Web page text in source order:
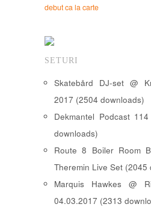
debut ca la carte
SETURI
Skatebård DJ-set @
2017 (2504 downloads)
Dekmantel Podcast
downloads)
Route 8 Boiler Room
Theremin Live Set (2045
Marquis Hawkes @
04.03.2017 (2313